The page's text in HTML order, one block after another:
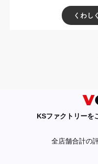
くわし
KSファクトリーを
全店舗合計の